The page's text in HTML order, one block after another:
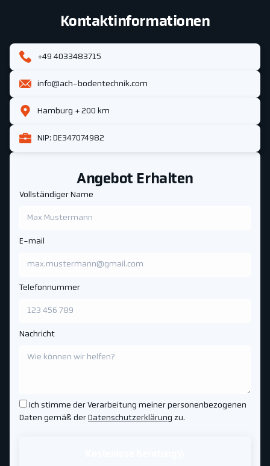
Angebot Erhalten
Vollständiger Name
E-mail
Telefonnummer
Nachricht
Ich stimme der Verarbeitung meiner personenbezogenen
Daten gemäß der Datenschutzerklärung zu.
Kontaktinformationen
+49 4033483715
info@ach-bodentechnik.com
Hamburg + 200 km
NIP: DE347074982